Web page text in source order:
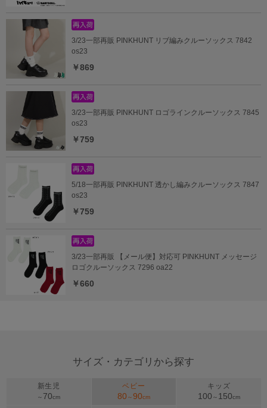
3/23一部再販 PINKHUNT リブ編みクルーソックス 7842
os23
￥869
3/23一部再販 PINKHUNT ロゴラインクルーソックス 7845
os23
￥759
5/18一部再販 PINKHUNT 透かし編みクルーソックス 7847
os23
￥759
3/23一部再販 【メール便】対応可 PINKHUNT メッセージ
ロゴクルーソックス 7296 oa22
￥660
サイズ・カテゴリから探す
新生児
～ 70cm
ベビー
80 ～90cm
キッズ
100 ～ 150cm